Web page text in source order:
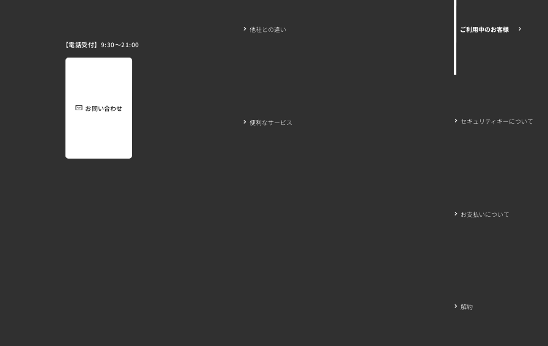
【電話受付】9:30～21:00
お問い合わせ
他社との違い
便利なサービス
ご利用中のお客様
セキュリティキーについて
お支払いについて
解約